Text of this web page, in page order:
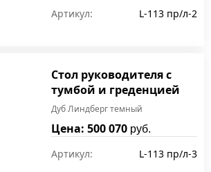
Артикул: L-113 пр/л-2
Стол руководителя с
тумбой и греденцией
Дуб Линдберг темный
Цена: 500 070 руб.
Артикул: L-113 пр/л-3